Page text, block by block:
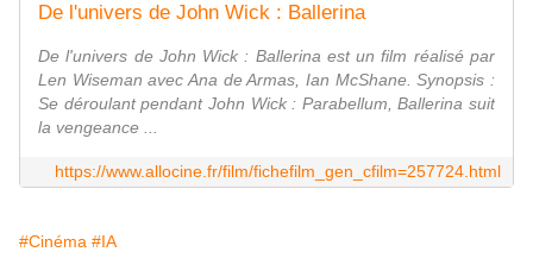
De l'univers de John Wick : Ballerina
De l'univers de John Wick : Ballerina est un film réalisé par
Len Wiseman avec Ana de Armas, Ian McShane. Synopsis :
Se déroulant pendant John Wick : Parabellum, Ballerina suit
la vengeance ...
https://www.allocine.fr/film/fichefilm_gen_cfilm=257724.html
#Cinéma #IA